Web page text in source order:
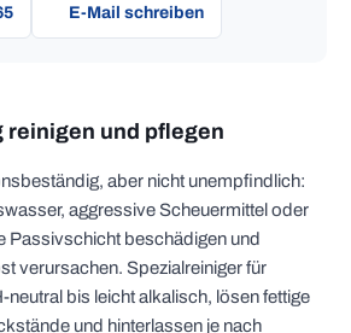
E-Mail schreiben
reinigen und pflegen
aber nicht unempfindlich:
aggressive Scheuermittel oder
Passivschicht beschädigen und
verursachen. Spezialreiniger für
neutral bis leicht alkalisch, lösen fettige
und hinterlassen je nach